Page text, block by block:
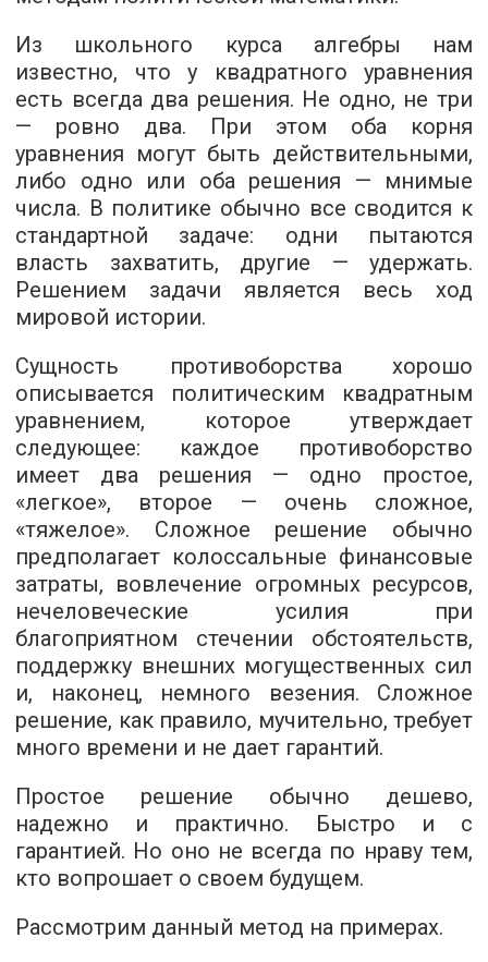
Из школьного курса алгебры нам
известно, что у квадратного уравнения
есть всегда два решения. Не одно, не три
— ровно два. При этом оба корня
уравнения могут быть действительными,
либо одно или оба решения — мнимые
числа. В политике обычно все сводится к
стандартной задаче: одни пытаются
власть захватить, другие — удержать.
Решением задачи является весь ход
мировой истории.
Сущность противоборства хорошо
описывается политическим квадратным
уравнением, которое утверждает
следующее: каждое противоборство
имеет два решения — одно простое,
«легкое», второе — очень сложное,
«тяжелое». Сложное решение обычно
предполагает колоссальные финансовые
затраты, вовлечение огромных ресурсов,
нечеловеческие усилия при
благоприятном стечении обстоятельств,
поддержку внешних могущественных сил
и, наконец, немного везения. Сложное
решение, как правило, мучительно, требует
много времени и не дает гарантий.
Простое решение обычно дешево,
надежно и практично. Быстро и с
гарантией. Но оно не всегда по нраву тем,
кто вопрошает о своем будущем.
Рассмотрим данный метод на примерах.